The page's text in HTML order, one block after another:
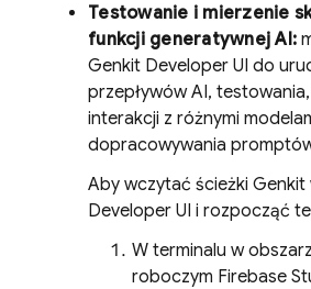
Testowanie i mierzenie
funkcji generatywnej AI:
Genkit Developer UI do
przepływów AI,
interakcji z różnymi
dopracowywania
Aby wczytać ścieżki Genkit
Developer UI i rozpocząć
W terminalu w
roboczym Firebase